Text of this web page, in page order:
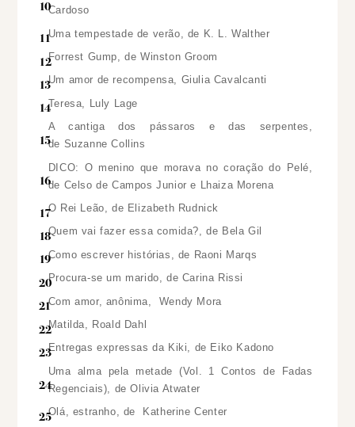
Cardoso
Uma tempestade de verão, de K. L. Walther
Forrest Gump, de Winston Groom
Um amor de recompensa, Giulia Cavalcanti
Teresa, Luly Lage
A cantiga dos pássaros e das serpentes,
de Suzanne Collins
DICO: O menino que morava no coração do Pelé,
de Celso de Campos Junior e Lhaiza Morena
O Rei Leão, de Elizabeth Rudnick
Quem vai fazer essa comida?, de Bela Gil
Como escrever histórias, de Raoni Marqs
Procura-se um marido, de Carina Rissi
Com amor, anônima, Wendy Mora
Matilda, Roald Dahl
Entregas expressas da Kiki, de Eiko Kadono
Uma alma pela metade (Vol. 1 Contos de Fadas
Regenciais), de Olivia Atwater
Olá, estranho, de Katherine Center